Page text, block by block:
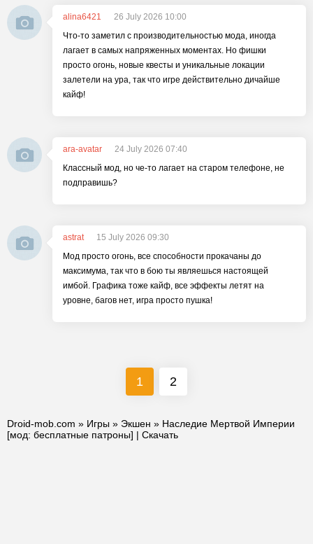
alina6421
26 July 2026 10:00
Что-то заметил с производительностью мода, иногда
лагает в самых напряженных моментах. Но фишки
просто огонь, новые квесты и уникальные локации
залетели на ура, так что игре действительно дичайше
кайф!
ara-avatar
24 July 2026 07:40
Классный мод, но че-то лагает на старом телефоне, не
подправишь?
astrat
15 July 2026 09:30
Мод просто огонь, все способности прокачаны до
максимума, так что в бою ты являешься настоящей
имбой. Графика тоже кайф, все эффекты летят на
уровне, багов нет, игра просто пушка!
1 2
Droid-mob.com » Игры » Экшен » Наследие Мертвой Империи
[мод: бесплатные патроны] | Скачать